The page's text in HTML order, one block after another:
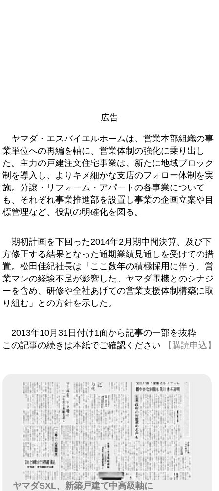
広告
ヤマダ・エスバイエルホームは、営業本部組織の事
業単位への再編を軸に、営業体制の強化に乗り出し
た。主力の戸建注文住宅事業は、新たに地域ブロック
制を導入し、よりキメ細かな支店のフォロー体制を実
施。分譲・リフォーム・アパートの各事業について
も、それぞれ事業推進部を設置し事業の企画立案や目
標管理など、役割の明確化を図る。
期初計画を下回った2014年2月期中間決算、及び下
方修正する結果となった通期業績見通しを受けての措
置。松田佳紀社長は「ここ数年の積極採用に伴う、営
業マンの経験不足が影響した。ヤマダ電機とのシナジ
ーを含め、研修や全社あげての営業支援体制構築に取
り組む」との方針を示した。
2013年10月31日付け1面から記事の一部を抜粋
この記事の続きは本紙でご確認ください
【購読申込】
ヤマダSXL、新築戸建て中高級軸に